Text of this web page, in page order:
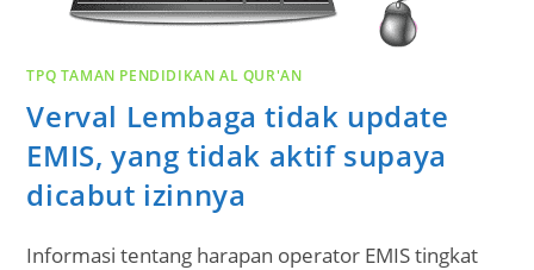
TPQ TAMAN PENDIDIKAN AL QUR'AN
Verval Lembaga tidak update
EMIS, yang tidak aktif supaya
dicabut izinnya
Informasi tentang harapan operator EMIS tingkat